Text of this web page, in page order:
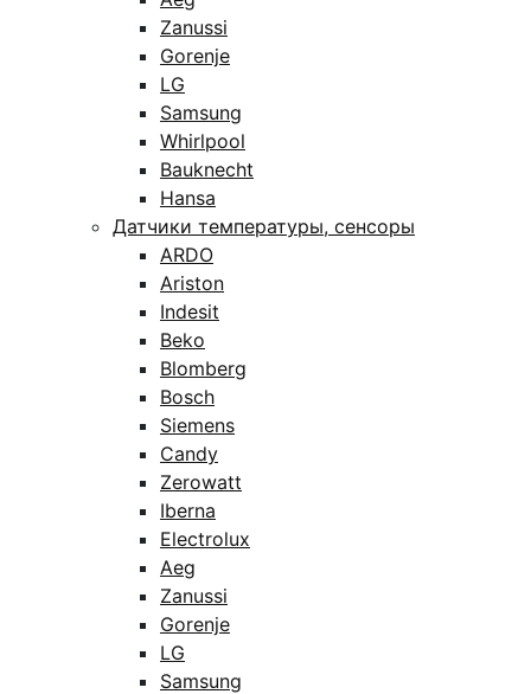
Zanussi
Gorenje
LG
Samsung
Whirlpool
Bauknecht
Hansa
Датчики температуры, сенсоры
ARDO
Ariston
Indesit
Beko
Blomberg
Bosch
Siemens
Candy
Zerowatt
Iberna
Electrolux
Aeg
Zanussi
Gorenje
LG
Samsung